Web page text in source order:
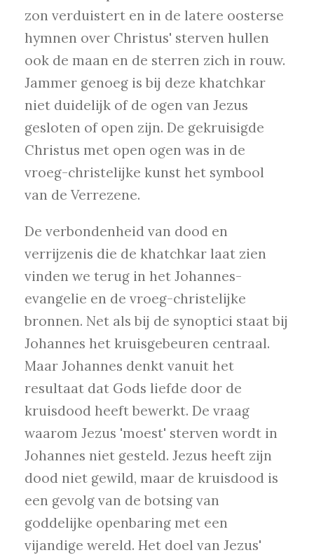
zon verduistert en in de latere oosterse
hymnen over Christus' sterven hullen
ook de maan en de sterren zich in rouw.
Jammer genoeg is bij deze khatchkar
niet duidelijk of de ogen van Jezus
gesloten of open zijn. De gekruisigde
Christus met open ogen was in de
vroeg-christelijke kunst het symbool
van de Verrezene.
De verbondenheid van dood en
verrijzenis die de khatchkar laat zien
vinden we terug in het Johannes-
evangelie en de vroeg-christelijke
bronnen. Net als bij de synoptici staat bij
Johannes het kruisgebeuren centraal.
Maar Johannes denkt vanuit het
resultaat dat Gods liefde door de
kruisdood heeft bewerkt. De vraag
waarom Jezus 'moest' sterven wordt in
Johannes niet gesteld. Jezus heeft zijn
dood niet gewild, maar de kruisdood is
een gevolg van de botsing van
goddelijke openbaring met een
vijandige wereld. Het doel van Jezus'